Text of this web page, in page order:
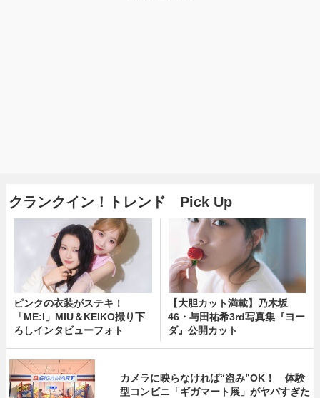
クランクイン！トレンド Pick Up
ピンクの衣装がステキ！
「ME:I」MIU＆KEIKO撮り下
ろしインタビューフォト
【大胆カット満載】乃木坂
46・与田祐希3rd写真集『ヨー
ダ』公開カット
カメラに映らなければ“盗み”OK！ 体験
型コンビニ「ギガマート展」がヤバすぎた